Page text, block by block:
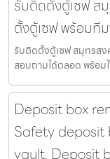
รับติดตั้งตู้เซฟ ส
ตั้งตู้เซฟ พร้อมที
รับติดตั้งตู้เซฟ สมุทรส
สอบถามได้ตลอด พร้อม
Deposit box
Safety deposit
vault, Deposit